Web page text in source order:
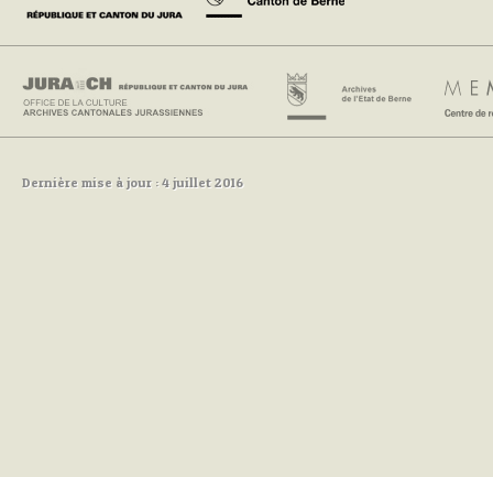
Dernière mise à jour : 4 juillet 2016